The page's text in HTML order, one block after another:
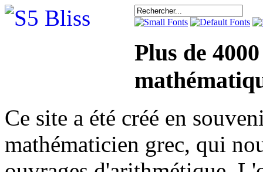
Plus de
Ce site a été créé en
mathématicien grec, qui